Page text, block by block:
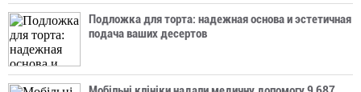
Подложка для торта: надежная основа и эстетичная
подача ваших десертов